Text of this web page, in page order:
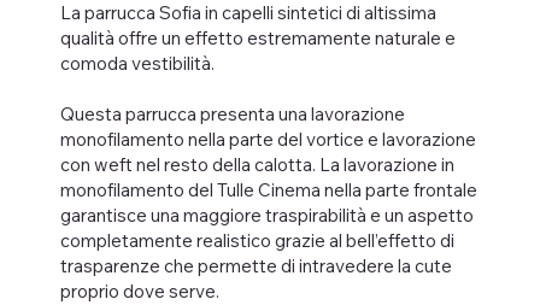
La parrucca Sofia in capelli sintetici di altissima
qualità offre un effetto estremamente naturale e
comoda vestibilità.
Questa parrucca presenta una lavorazione
monofilamento nella parte del vortice e lavorazione
con weft nel resto della calotta. La lavorazione in
monofilamento del Tulle Cinema nella parte frontale
garantisce una maggiore traspirabilità e un aspetto
completamente realistico grazie al bell’effetto di
trasparenze che permette di intravedere la cute
proprio dove serve.